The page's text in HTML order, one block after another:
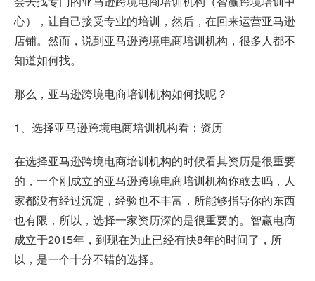
心），让自己接受专业的培训，然后，在回来运营亚马逊
店铺。然而，说到亚马逊跨境电商培训机构，很多人都不
知道如何找。
那么，亚马逊跨境电商培训机构如何找呢？
1、选择亚马逊跨境电商培训机构看：资历
在选择亚马逊跨境电商培训机构的时候看其资历是很重要
的，一个刚成立的亚马逊跨境电商培训机构你敢去吗，人
家都没有经过沉淀，经验也不丰富，所能够指导你的东西
也有限，所以，选择一家资历深的是很重要的。智赢电商
成立于2015年，到现在为止已经有快8年的时间了，所
以，是一个十分不错的选择。